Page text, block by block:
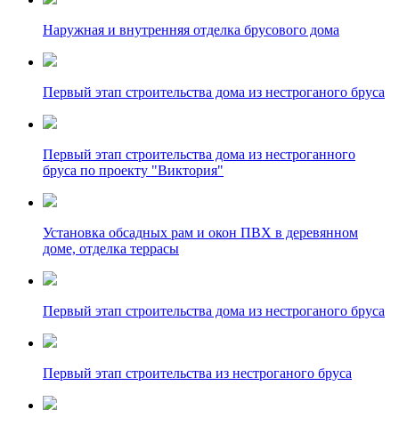
Наружная и внутренняя отделка брусового дома
Первый этап строительства дома из нестроганого бруса
Первый этап строительства дома из нестроганного
бруса по проекту "Виктория"
Установка обсадных рам и окон ПВХ в деревянном
доме, отделка террасы
Первый этап строительства дома из нестроганого бруса
Первый этап строительства из нестроганого бруса